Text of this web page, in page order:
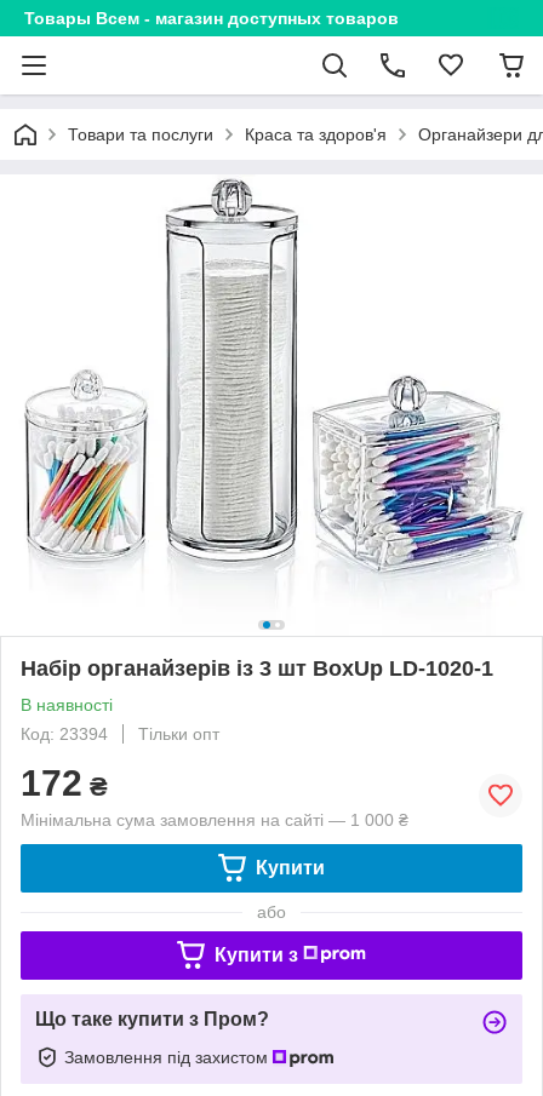
Товары Всем - магазин доступных товаров
Товари та послуги Краса та здоров'я Органайзери
Набір органайзерів із 3 шт BoxUp LD-1020-1
В наявності
Код: 23394
Тільки опт
172 ₴
Мінімальна сума замовлення на сайті — 1 000 ₴
Купити
або
Купити з
Що таке купити з Пром?
Замовлення під захистом